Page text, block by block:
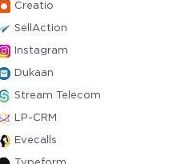
Creatio
SellAction
Instagram
Dukaan
Stream Telecom
LP-CRM
Evecalls